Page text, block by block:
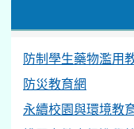
防制學生藥物濫用
防災教育網
永續校園與環境教